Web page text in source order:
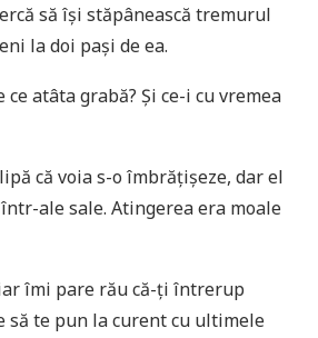
să își stăpânească tremurul
la doi pași de ea.
atâta grabă? Și ce-i cu vremea
că voia s-o îmbrățișeze, dar el
ale sale. Atingerea era moale
îmi pare rău că-ți întrerup
te pun la curent cu ultimele